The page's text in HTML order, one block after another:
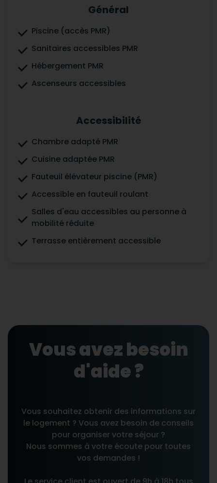
Général
Piscine (accès PMR)
Sanitaires accessibles PMR
Hébergement PMR
Ascenseurs accessibles
Accessibilité
Chambre adapté PMR
Cuisine adaptée PMR
Fauteuil élévateur piscine (PMR)
Accessible en fauteuil roulant
Salles d'eau accessibles au personne à
mobilité réduite
Terrasse entièrement accessible
Vous avez besoin
d'aide ?
Vous souhaitez obtenir des informations sur
le logement ? Vous avez besoin de conseils
pour organiser votre séjour ?
Nous sommes à votre écoute pour toutes
vos demandes !